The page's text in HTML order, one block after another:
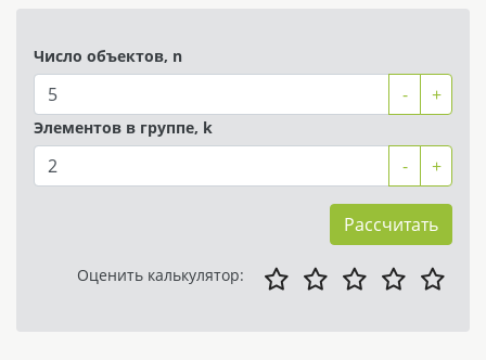
Число объектов, n
- +
Элементов в группе, k
- +
Рассчитать
Оценить калькулятор: